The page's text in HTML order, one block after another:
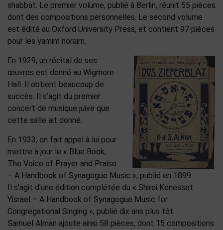
shabbat. Le premier volume, publié à Berlin, réunit 55 pièces
dont des compositions personnelles. Le second volume
est édité au Oxford University Press, et contient 97 pièces
pour les yamim noraim.
En 1929, un récital de ses
œuvres est donné au Wigmore
Hall. Il obtient beaucoup de
succès. Il s’agit du premier
concert de musique juive que
cette salle ait donné.
En 1933, on fait appel à lui pour
mettre à jour le « Blue Book,
The Voice of Prayer and Praise
– A Handbook of Synagogue Music », publié en 1899.
Il s’agit d’une édition complétée du « Shirei Kenesset
Yisrael – A Handbook of Synagogue Music for
Congregational Singing », publié dix ans plus tôt.
Samuel Alman ajoute ainsi 58 pièces, dont 15 compositions